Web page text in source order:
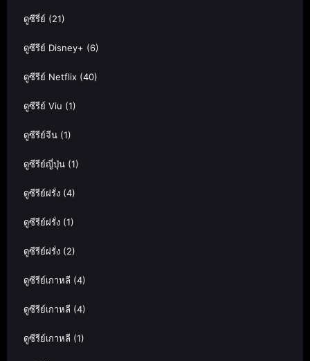
ดูซีรี่ย์ (21)
ดูซีรีย์ Disney+ (6)
ดูซีรีย์ Netflix (40)
ดูซีรีย์ Viu (1)
ดูซีรีย์จีน (1)
ดูซีรีย์ญี่ปุ่น (1)
ดูซีรีย์ฝรั่ง (4)
ดูซีรีย์ฝรั่ง (1)
ดูซีรีย์ฝรั่ง (2)
ดูซีรีย์เกาหลี (4)
ดูซีรีย์เกาหลี (4)
ดูซีรีย์เกาหลี (1)